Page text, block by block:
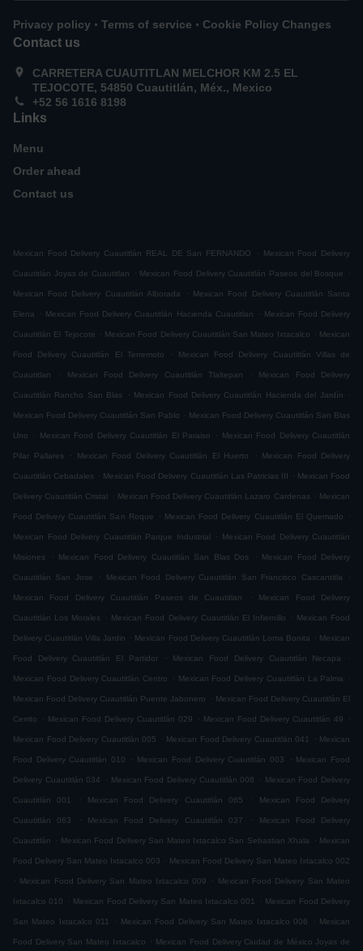
Privacy policy . Terms of service . Cookie Policy Changes
Contact us
CARRETERA CUAUTITLAN MELCHOR KM 2.5 EL
TEJOCOTE, 54850 Cuautitlán, Méx., Mexico
+52 56 1616 8198
Links
Menu
Order ahead
Contact us
Mexican Food Delivery Cuautitlán REAL DE San FERNANDO . Mexican Food Delivery
Cuautitlán Joyas de Cuautitlan . Mexican Food Delivery Cuautitlán Paseos del Bosque .
Mexican Food Delivery Cuautitlán Alborada . Mexican Food Delivery Cuautitlán Santa
Elena . Mexican Food Delivery Cuautitlán Hacienda Cuautitlan . Mexican Food Delivery
Cuautitlán El Tejocote . Mexican Food Delivery Cuautitlán San Mateo Ixtacalco . Mexican
Food Delivery Cuautitlán El Terremoto . Mexican Food Delivery Cuautitlán Villas de
Cuautitlan . Mexican Food Delivery Cuautitlán Tlaltepan . Mexican Food Delivery
Cuautitlán Rancho San Blas . Mexican Food Delivery Cuautitlán Hacienda del Jardín .
Mexican Food Delivery Cuautitlán San Pablo . Mexican Food Delivery Cuautitlán San Blas
Uno . Mexican Food Delivery Cuautitlán El Paraiso . Mexican Food Delivery Cuautitlán
Pilar Pallares . Mexican Food Delivery Cuautitlán El Huerto . Mexican Food Delivery
Cuautitlán Cebadales . Mexican Food Delivery Cuautitlán Las Patricias III . Mexican Food
Delivery Cuautitlán Cristal . Mexican Food Delivery Cuautitlán Lazaro Cardenas . Mexican
Food Delivery Cuautitlán San Roque . Mexican Food Delivery Cuautitlán El Quemado .
Mexican Food Delivery Cuautitlán Parque Industrial . Mexican Food Delivery Cuautitlán
Misiones . Mexican Food Delivery Cuautitlán San Blas Dos . Mexican Food Delivery
Cuautitlán San Jose . Mexican Food Delivery Cuautitlán San Francisco Cascantitla .
Mexican Food Delivery Cuautitlán Paseos de Cuautitlan . Mexican Food Delivery
Cuautitlán Los Morales . Mexican Food Delivery Cuautitlán El Infiernillo . Mexican Food
Delivery Cuautitlán Villa Jardin . Mexican Food Delivery Cuautitlán Loma Bonita . Mexican
Food Delivery Cuautitlán El Partidor . Mexican Food Delivery Cuautitlán Necapa .
Mexican Food Delivery Cuautitlán Centro . Mexican Food Delivery Cuautitlán La Palma .
Mexican Food Delivery Cuautitlán Puente Jabonero . Mexican Food Delivery Cuautitlán El
Cerrito . Mexican Food Delivery Cuautitlán 029 . Mexican Food Delivery Cuautitlán 49 .
Mexican Food Delivery Cuautitlán 005 . Mexican Food Delivery Cuautitlán 041 . Mexican
Food Delivery Cuautitlán 010 . Mexican Food Delivery Cuautitlán 003 . Mexican Food
Delivery Cuautitlán 034 . Mexican Food Delivery Cuautitlán 008 . Mexican Food Delivery
Cuautitlán 001 . Mexican Food Delivery Cuautitlán 065 . Mexican Food Delivery
Cuautitlán 063 . Mexican Food Delivery Cuautitlán 037 . Mexican Food Delivery
Cuautitlán . Mexican Food Delivery San Mateo Ixtacalco San Sebastian Xhala . Mexican
Food Delivery San Mateo Ixtacalco 003 . Mexican Food Delivery San Mateo Ixtacalco 002
. Mexican Food Delivery San Mateo Ixtacalco 009 . Mexican Food Delivery San Mateo
Ixtacalco 010 . Mexican Food Delivery San Mateo Ixtacalco 001 . Mexican Food Delivery
San Mateo Ixtacalco 011 . Mexican Food Delivery San Mateo Ixtacalco 006 . Mexican
Food Delivery San Mateo Ixtacalco . Mexican Food Delivery Ciudad de México Joyas de